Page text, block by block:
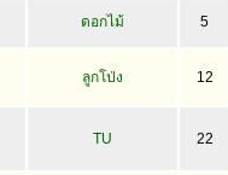
ดอกไม้ 5
ลูกโป่ง 12
TU 22